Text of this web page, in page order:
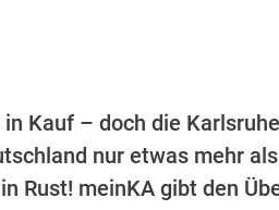
Kauf – doch die
nur etwas mehr
Rust! meinKA gibt den